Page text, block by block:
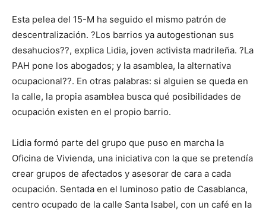
Esta pelea del 15-M ha seguido el mismo patrón de
descentralización. ?Los barrios ya autogestionan sus
desahucios??, explica Lidia, joven activista madrileña. ?La
PAH pone los abogados; y la asamblea, la alternativa
ocupacional??. En otras palabras: si alguien se queda en
la calle, la propia asamblea busca qué posibilidades de
ocupación existen en el propio barrio.
Lidia formó parte del grupo que puso en marcha la
Oficina de Vivienda, una iniciativa con la que se pretendía
crear grupos de afectados y asesorar de cara a cada
ocupación. Sentada en el luminoso patio de Casablanca,
centro ocupado de la calle Santa Isabel, con un café en la